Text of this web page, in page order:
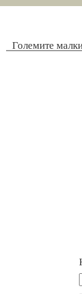
Големите